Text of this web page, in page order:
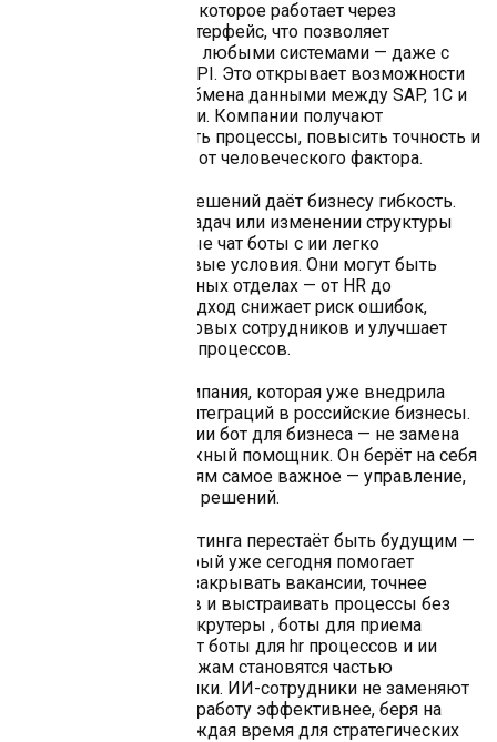
предлагает решение, которое работает через
пользовательский интерфейс, что позволяет
взаимодействовать с любыми системами — даже с
теми, у которых нет API. Это открывает возможности
для автоматизации обмена данными между SAP, 1С и
другими платформами. Компании получают
возможность ускорить процессы, повысить точность и
снизить зависимость от человеческого фактора.
Масштабируемость решений даёт бизнесу гибкость.
При росте объёмов задач или изменении структуры
компании, внедрённые чат боты с ии легко
адаптируются под новые условия. Они могут быть
задействованы в разных отделах — от HR до
бухгалтерии. Такой подход снижает риск ошибок,
упрощает обучение новых сотрудников и улучшает
общую прозрачность процессов.
Sherpa Robotics — компания, которая уже внедрила
более 300 готовых интеграций в российские бизнесы.
Мы показываем, что ии бот для бизнеса — не замена
человеку, а его надёжный помощник. Он берёт на себя
рутину, оставляя людям самое важное — управление,
аналитику и принятие решений.
Автоматизация рекрутинга перестаёт быть будущим —
это инструмент, который уже сегодня помогает
компаниям быстрее закрывать вакансии, точнее
выбирать кандидатов и выстраивать процессы без
лишних затрат. ИИ рекрутеры , боты для приема
заявок в Telegram , чат боты для hr процессов и ии
менеджеры по продажам становятся частью
повседневной практики. ИИ-сотрудники не заменяют
людей, но делают их работу эффективнее, беря на
себя рутину и освобождая время для стратегических